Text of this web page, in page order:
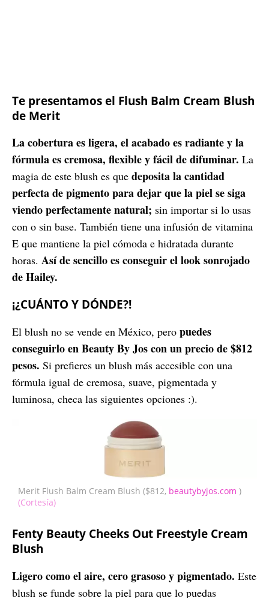
Te presentamos el Flush Balm Cream Blush
de Merit
La cobertura es ligera, el acabado es radiante y la
fórmula es cremosa, flexible y fácil de difuminar. La
magia de este blush es que deposita la cantidad
perfecta de pigmento para dejar que la piel se siga
viendo perfectamente natural; sin importar si lo usas
con o sin base. También tiene una infusión de vitamina
E que mantiene la piel cómoda e hidratada durante
horas. Así de sencillo es conseguir el look sonrojado
de Hailey.
¡¿CUÁNTO Y DÓNDE?!
El blush no se vende en México, pero puedes
conseguirlo en Beauty By Jos con un precio de $812
pesos. Si prefieres un blush más accesible con una
fórmula igual de cremosa, suave, pigmentada y
luminosa, checa las siguientes opciones :).
Merit Flush Balm Cream Blush ($812, beautybyjos.com )
(Cortesía)
Fenty Beauty Cheeks Out Freestyle Cream
Blush
Ligero como el aire, cero grasoso y pigmentado. Este
blush se funde sobre la piel para que lo puedas